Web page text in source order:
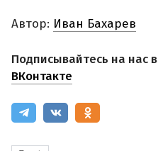
Автор: Иван Бахарев
Подписывайтесь на нас в
ВКонтакте